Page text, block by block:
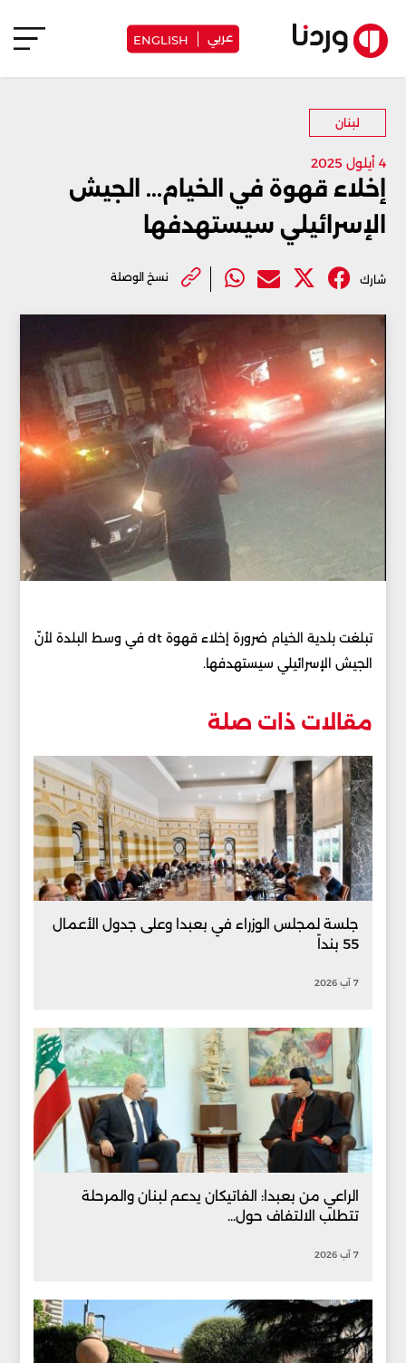
عربي ENGLISH
لبنان
4 أيلول 2025
إخلاء قهوة في الخيام... الجيش
الإسرائيلي سيستهدفها
شارك نسخ الوصلة
تبلغت بلدية الخيام ضرورة إخلاء قهوة dt في وسط البلدة لأنّ
الجيش الإسرائيلي سيستهدفها.
مقالات ذات صلة
جلسة لمجلس الوزراء في بعبدا وعلى جدول الأعمال
55 بنداً
7 آب 2026
الراعي من بعبدا: الفاتيكان يدعم لبنان والمرحلة
تتطلب الالتفاف حول...
7 آب 2026